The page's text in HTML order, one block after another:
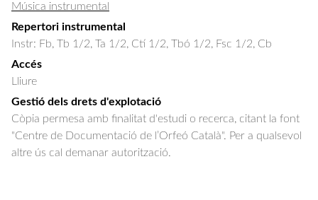
Música instrumental
Repertori instrumental
Instr: Fb, Tb 1/2, Ta 1/2, Ctí 1/2, Tbó 1/2, Fsc 1/2, Cb
Accés
Lliure
Gestió dels drets d'explotació
Còpia permesa amb finalitat d'estudi o recerca, citant la font
"Centre de Documentació de l’Orfeó Català". Per a qualsevol
altre ús cal demanar autorització.